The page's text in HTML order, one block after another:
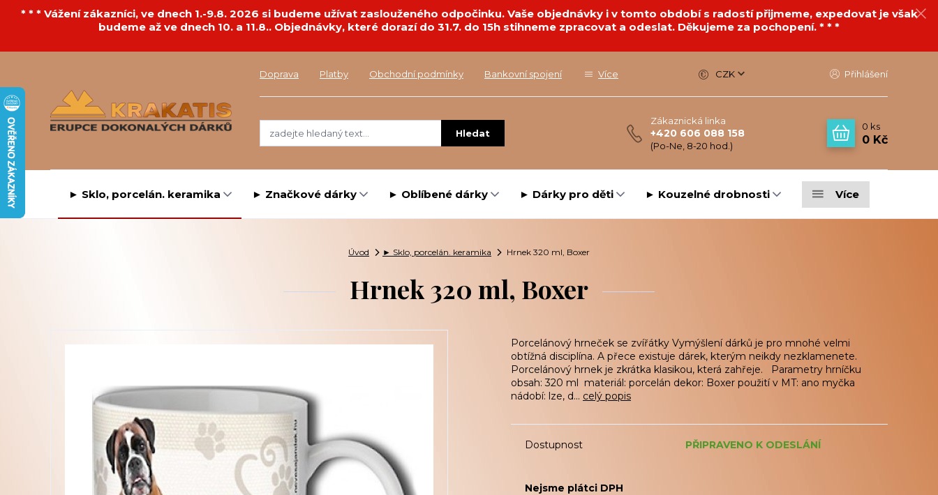
* * * Vážení zákazníci, ve dnech 1.-9.8. 2026 si budeme užívat zaslouženého odpočinku. Vaše objednávky i v tomto období s radostí přijmeme, expedovat je však
budeme až ve dnech 10. a 11.8.. Objednávky, které dorazí do 31.7. do 15h stihneme zpracovat a odeslat. Děkujeme za pochopení. * * *
Doprava Platby Obchodní podmínky Bankovní spojení Více CZK Přihlášení
Hledat
Zákaznická linka
+420 606 088 158
(Po-Ne, 8-20 hod.)
0 ks
0 Kč
► Sklo, porcelán. keramika ► Značkové dárky ► Oblíbené dárky ► Dárky pro děti ► Kouzelné drobnosti Více
Úvod ► Sklo, porcelán. keramika Hrnek 320 ml, Boxer
Hrnek 320 ml, Boxer
Porcelánový hrneček se zvířátky Vymýšlení dárků je pro mnohé velmi
obtížná disciplína. A přece existuje dárek, kterým neikdy nezklamenete.
Porcelánový hrnek je zkrátka klasikou, která zahřeje. Parametry hrníčku
obsah: 320 ml materiál: porcelán dekor: Boxer použití v MT: ano myčka
nádobí: lze, d... celý popis
Dostupnost PŘIPRAVENO K ODESLÁNÍ
Nejsme plátci DPH